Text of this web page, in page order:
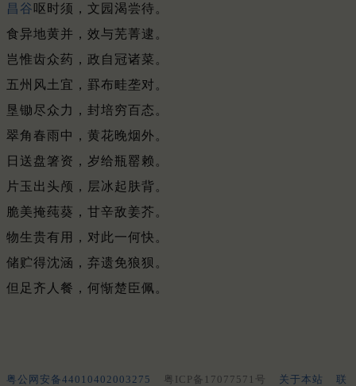
昌谷 呕时须，文园渴尝待。
食异地黄并，效与芜菁逮。
岂惟齿众药，政自冠诸菜。
五州风土宜，罫布畦垄对。
垦锄尽众力，封培穷百态。
翠角春雨中，黄花晚烟外。
日送盘箸资，岁给瓶罂赖。
片玉出头颅，层冰起肤背。
脆美掩莼葵，甘辛敌姜芥。
物生贵有用，对此一何快。
储贮得沈涵，弃遗免狼狈。
但足齐人餐，何惭楚臣佩。
粤公网安备44010402003275 粤ICP备17077571号 关于本站
联